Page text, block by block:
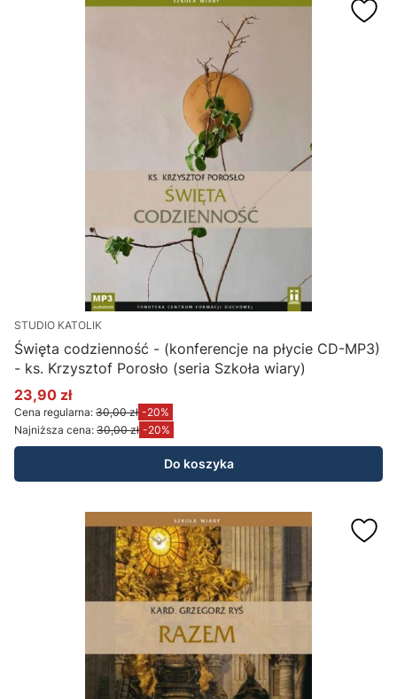
STUDIO KATOLIK
Święta codzienność - (konferencje na płycie CD-MP3)
- ks. Krzysztof Porosło (seria Szkoła wiary)
Cena promocyjna
23,90 zł
Cena regularna: 30,00 zł -20%
Najniższa cena: 30,00 zł -20%
Do koszyka